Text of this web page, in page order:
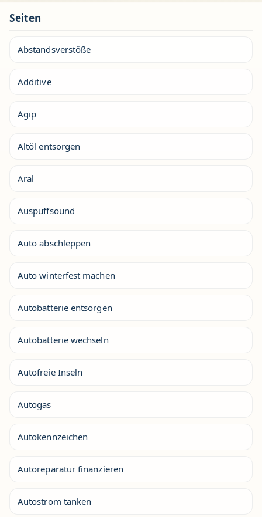
Seiten
Abstandsverstöße
Additive
Agip
Altöl entsorgen
Aral
Auspuffsound
Auto abschleppen
Auto winterfest machen
Autobatterie entsorgen
Autobatterie wechseln
Autofreie Inseln
Autogas
Autokennzeichen
Autoreparatur finanzieren
Autostrom tanken